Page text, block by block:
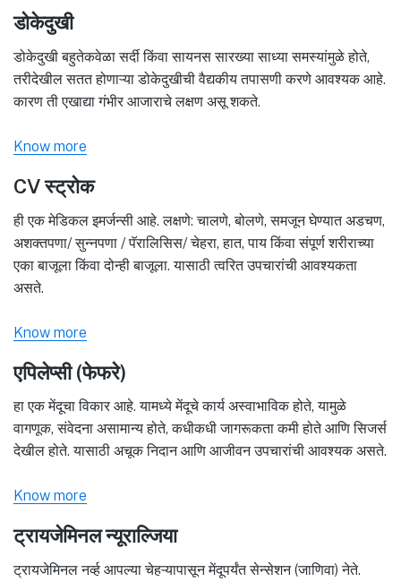
डोकेदुखी
डोकेदुखी बहुतेकवेळा सर्दी किंवा सायनस सारख्या साध्या समस्यांमुळे होते,
तरीदेखील सतत होणाऱ्या डोकेदुखीची वैद्यकीय तपासणी करणे आवश्यक आहे.
कारण ती एखाद्या गंभीर आजाराचे लक्षण असू शकते.
Know more
CV स्ट्रोक
ही एक मेडिकल इमर्जन्सी आहे. लक्षणे: चालणे, बोलणे, समजून घेण्यात अडचण,
अशक्तपणा/ सुन्नपणा / पॅरालिसिस/ चेहरा, हात, पाय किंवा संपूर्ण शरीराच्या
एका बाजूला किंवा दोन्ही बाजूला. यासाठी त्वरित उपचारांची आवश्यकता
असते.
Know more
एपिलेप्सी (फेफरे)
हा एक मेंदूचा विकार आहे. यामध्ये मेंदूचे कार्य अस्वाभाविक होते, यामुळे
वागणूक, संवेदना असामान्य होते, कधीकधी जागरूकता कमी होते आणि सिजर्स
देखील होते. यासाठी अचूक निदान आणि आजीवन उपचारांची आवश्यक असते.
Know more
ट्रायजेमिनल न्यूराल्जिया
ट्रायजेमिनल नर्व्ह आपल्या चेहऱ्यापासून मेंदूपर्यंत सेन्सेशन (जाणिवा) नेते.